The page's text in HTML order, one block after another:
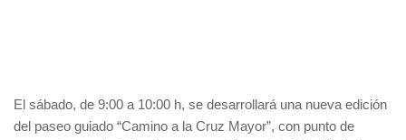
El sábado, de 9:00 a 10:00 h, se desarrollará una nueva edición
del paseo guiado “Camino a la Cruz Mayor”, con punto de